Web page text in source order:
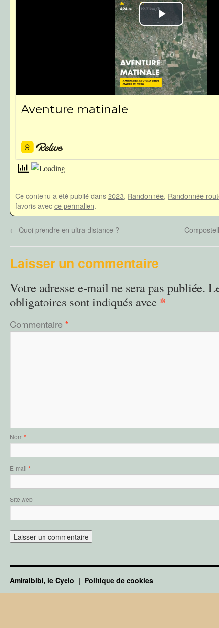
Ce contenu a été publié dans2023, Randonnée, Randonnée
favoris avecce permalien.
← Quoi prendre en ultra-distance ?
Laisser un commentaire
Votre adresse e-mail ne sera pas publiée.
obligatoires sont indiqués avec *
Commentaire*
Nom *
E-mail *
Site web
Amiralbibi, le Cyclo Politique de cookies